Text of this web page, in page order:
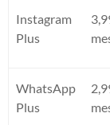
Instagram
Plus
WhatsApp
Plus